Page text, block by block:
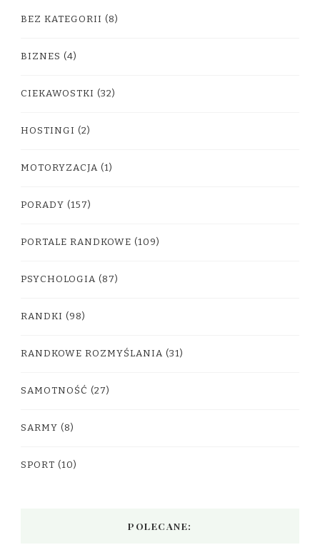
BEZ KATEGORII (8)
BIZNES (4)
CIEKAWOSTKI (32)
HOSTINGI (2)
MOTORYZACJA (1)
PORADY (157)
PORTALE RANDKOWE (109)
PSYCHOLOGIA (87)
RANDKI (98)
RANDKOWE ROZMYŚLANIA (31)
SAMOTNOŚĆ (27)
SARMY (8)
SPORT (10)
POLECANE: